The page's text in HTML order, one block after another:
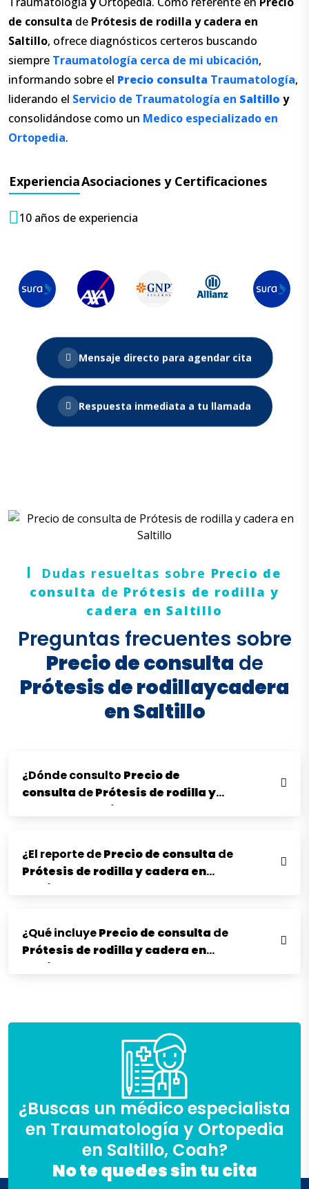
de consulta de Prótesis de rodilla y cadera en
Saltillo, ofrece diagnósticos certeros buscando
siempre Traumatología cerca de mi ubicación,
informando sobre el Precio consulta Traumatología,
liderando el Servicio de Traumatología en Saltillo y
consolidándose como un Medico especializado en
Ortopedia.
Experiencia Asociaciones y Certificaciones
10 años de experiencia
Mensaje directo para agendar cita
Respuesta inmediata a tu llamada
Dudas resueltas sobre Precio de
consulta de Prótesis de rodilla y
cadera en Saltillo
Preguntas frecuentes sobre
Precio de consulta de
Prótesis de rodillaycadera
en Saltillo
¿Dónde consulto Precio de
consulta dePrótesis de rodillay
cadera en Saltillo
¿El reporte dePrecio de consulta de
Prótesis de rodillaycadera en
Saltillo
¿Qué incluyePrecio de consulta de
Prótesis de rodillaycadera en
Saltillo
¿Buscas un médico especialista
en Traumatología y Ortopedia
en Saltillo, Coah?
No te quedes sin tu cita